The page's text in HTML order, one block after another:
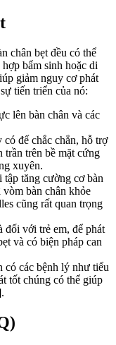
chân bẹt đều có thể
bẩm sinh hoặc di
giảm nguy cơ phát
tiến triển của nó:
lên bàn chân và các
có đế chắc chắn, hỗ trợ
trên bề mặt cứng
xuyên.
tập tăng cường cơ bàn
bàn chân khỏe
cũng rất quan trọng
đối với trẻ em, để phát
và có biện pháp can
có các bệnh lý như tiểu
tốt chúng có thể giúp